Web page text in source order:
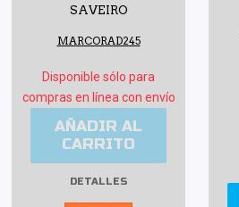
SAVEIRO
MARCORAD245
Disponible sólo para
compras en línea con envío
AÑADIR AL
CARRITO
DETALLES